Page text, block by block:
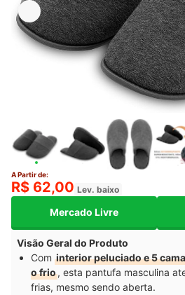
A Partir de:
R$ 62,00 Lev. baixo
Mercado Livre
Visão Geral do Produto
Com interior peluciado e 5
o frio, esta pantufa masculina
frias, mesmo sendo aberta.